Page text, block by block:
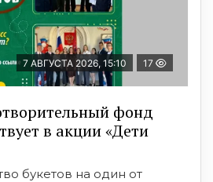
7 АВГУСТА 2026, 15:10 17
фонд
в акции «Дети
букетов на один от